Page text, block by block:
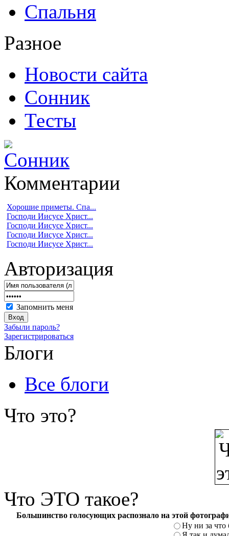
Спальня
Разное
Новости сайта
Сонник
Тесты
Комментарии
Хорошие приметы. Спа...
Господи Иисусе Христ...
Господи Иисусе Христ...
Господи Иисусе Христ...
Господи Иисусе Христ...
Авторизация
Запомнить меня
Забыли пароль?
Зарегистрироваться
Блоги
Все блоги
Что это?
Что ЭТО такое?
Большинство голосующих распознало на этой
Ну ни за что